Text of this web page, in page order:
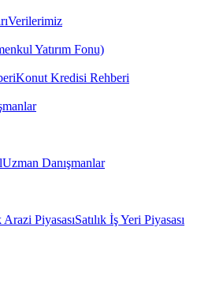
Verilerimiz
Yatırım Fonu)
Konut Kredisi Rehberi
Uzman Danışmanlar
Arazi PiyasasıSatılık İş Yeri Piyasası